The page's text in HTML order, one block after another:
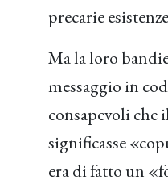
precarie
Ma la loro
messaggio in
consapevoli che
significasse
era di fatto un